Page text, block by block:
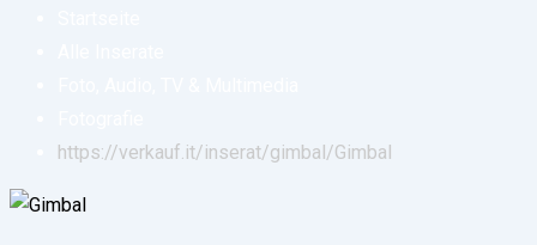
https://verkauf.it/inserat/gimbal/Gimbal